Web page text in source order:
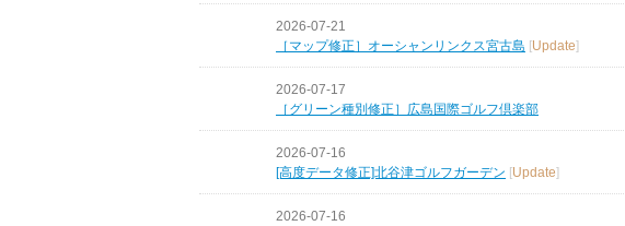
2026-07-21
［マップ修正］オーシャンリンクス宮古島 [Update]
2026-07-17
［グリーン種別修正］広島国際ゴルフ倶楽部
2026-07-16
[高度データ修正]北谷津ゴルフガーデン [Update]
2026-07-16